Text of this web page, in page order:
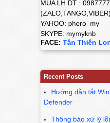
MUA LH DT :
(ZALO,TANGO,VIBER)
YAHOO: phero_my
SKYPE: mymyknb
FACE: Tân Thiên
Recent Posts
Hướng dẫn tắt
Defender
Thông báo xử lý